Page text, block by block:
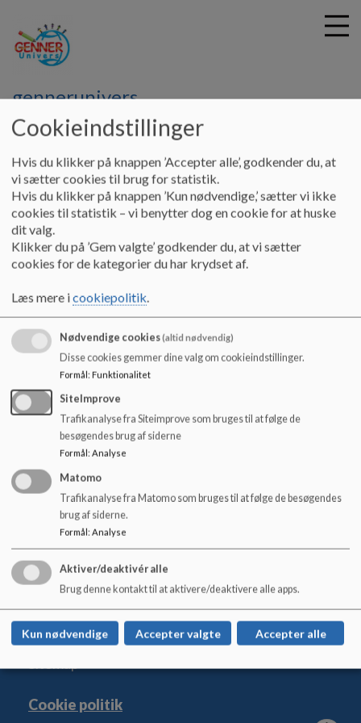
n
gennerunivers
Valg til skolebestyrelsen
Valg til skolebestyrelsen
Læs mere
Genner Univers
Genner Bygade 3, 6230 Rødekro
gennerunivers@aabenraa.dk
+45 7376 8442
EAN NR. 5798005058311
Tilgængelighedserklæring
Cookie politik
Cookieindstillinger
Hvis du klikker på knappen ’Accepter alle’, godkender du, at
vi sætter cookies til brug for statistik.
Hvis du klikker på knappen ’Kun nødvendige,’ sætter vi ikke
cookies til statistik – vi benytter dog en cookie for at huske
dit valg.
Klikker du på ’Gem valgte’ godkender du, at vi sætter
cookies for de kategorier du har krydset af.
Læs mere icookiepolitik.
Nødvendige cookies(altid nødvendig)
Disse cookies gemmer dine valg om cookieindstillinger.
Formål: Funktionalitet
SiteImprove
Trafikanalyse fra Siteimprove som bruges til at følge de
besøgendes brug af siderne
Formål : Analyse
Matomo
Trafikanalyse fra Matomo som bruges til at følge de besøgendes
brug af siderne.
Formål: Analyse
Aktiver/deaktivér alle
Brug denne kontakt til at aktivere/deaktivere alle apps.
Kun nødvendige Accepter valgte Accepter alle